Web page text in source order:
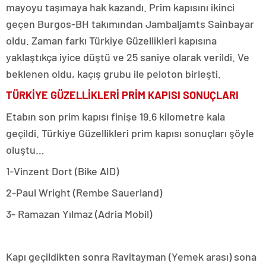
mayoyu taşımaya hak kazandı. Prim kapısını ikinci
geçen Burgos-BH takımından Jambaljamts Sainbayar
oldu. Zaman farkı Türkiye Güzellikleri kapısına
yaklaştıkça iyice düştü ve 25 saniye olarak verildi. Ve
beklenen oldu, kaçış grubu ile peloton birleşti.
TÜRKİYE GÜZELLİKLERİ PRİM KAPISI SONUÇLARI
Etabın son prim kapısı finişe 19.6 kilometre kala
geçildi. Türkiye Güzellikleri prim kapısı sonuçları şöyle
oluştu…
1-Vinzent Dort (Bike AID)
2-Paul Wright (Rembe Sauerland)
3- Ramazan Yılmaz (Adria Mobil)
Kapı geçildikten sonra Ravitayman (Yemek arası) sona